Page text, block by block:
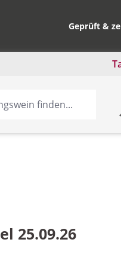
Geprüft &
25.09.26